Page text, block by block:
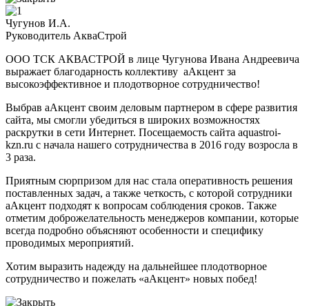
Чугунов И.А.
Руководитель АкваСтрой
ООО ТСК АКВАСТРОЙ в лице Чугунова Ивана Андреевича
выражает благодарность коллективу аАкцент за
высокоэффективное и плодотворное сотрудничество!
Выбрав аАкцент своим деловым партнером в сфере развития
сайта, мы смогли убедиться в широких возможностях
раскрутки в сети Интернет. Посещаемость сайта aquastroi-
kzn.ru с начала нашего сотрудничества в 2016 году возросла в
3 раза.
Приятным сюрпризом для нас стала оперативность решения
поставленных задач, а также четкость, с которой сотрудники
аАкцент подходят к вопросам соблюдения сроков. Также
отметим доброжелательность менеджеров компании, которые
всегда подробно объясняют особенности и специфику
проводимых мероприятий.
Хотим выразить надежду на дальнейшее плодотворное
сотрудничество и пожелать «аАкцент» новых побед!